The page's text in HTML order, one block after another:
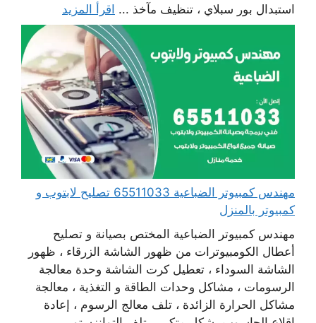
استبدال بور سبلاي ، تنظيف مآخذ ... اقرأ المزيد
مهندس كمبيوتر الضباعية 65511033 تصليح لابتوب و
كمبيوتر بالمنزل
مهندس كمبيوتر الضباعية المختص بصيانة و تصليح
أعطال الكومبيوترات من ظهور الشاشة الزرقاء ، ظهور
الشاشة السوداء ، تعطيل كرت الشاشة وحدة معالجة
الرسومات ، مشاكل وحدات الطاقة و التغذية ، معالجة
مشاكل الحرارة الزائدة ، تلف معالج الرسوم ، إعادة